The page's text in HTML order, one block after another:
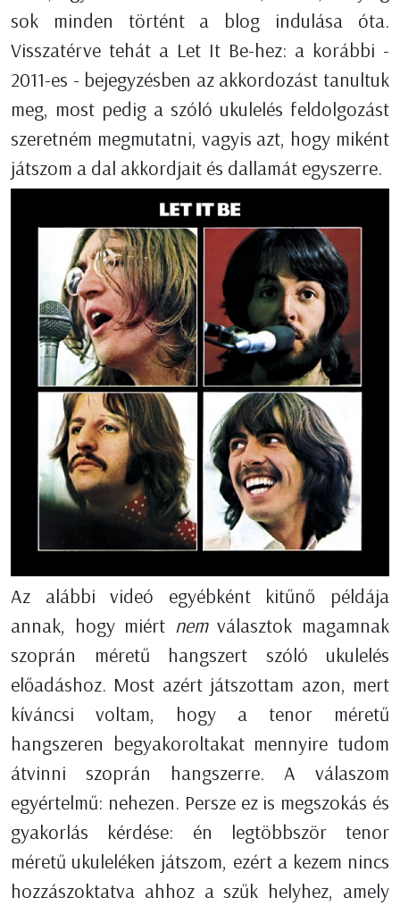
sok minden történt a blog indulása óta.
Visszatérve tehát a Let It Be-hez: a korábbi -
2011-es - bejegyzésben az akkordozást tanultuk
meg, most pedig a szóló ukulelés feldolgozást
szeretném megmutatni, vagyis azt, hogy miként
játszom a dal akkordjait és dallamát egyszerre.
Az alábbi videó egyébként kitűnő példája
annak, hogy miért nemválasztok magamnak
szoprán méretű hangszert szóló ukulelés
előadáshoz. Most azért játszottam azon, mert
kíváncsi voltam, hogy a tenor méretű
hangszeren begyakoroltakat mennyire tudom
átvinni szoprán hangszerre. A válaszom
egyértelmű: nehezen. Persze ez is megszokás és
gyakorlás kérdése: én legtöbbször tenor
méretű ukuleléken játszom, ezért a kezem nincs
hozzászoktatva ahhoz a szűk helyhez, amely